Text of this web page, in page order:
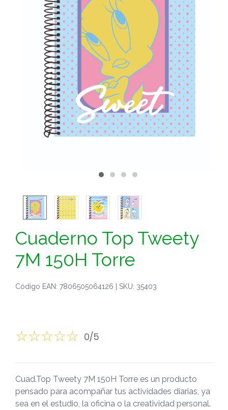
Cuaderno Top Tweety
7M 150H Torre
Código EAN: 7806505064126 | SKU: 35403
0/5
Cuad.Top Tweety 7M 150H Torre es un producto
pensado para acompañar tus actividades diarias, ya
sea en el estudio, la oficina o la creatividad personal.